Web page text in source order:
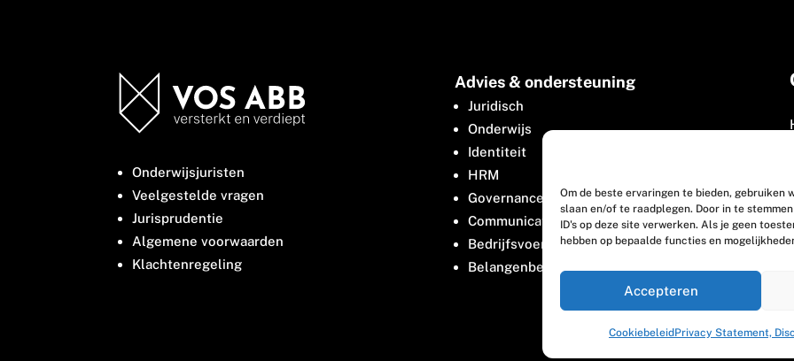
Om de beste ervaringen te bieden,
slaan en/of te raadplegen. Door in te
ID's op deze site verwerken. Als je geen
hebben op bepaalde functies en
Accepteren
CookiebeleidPrivacy Statement,
Onderwijsjuristen
Veelgestelde vragen
Jurisprudentie
Algemene voorwaarden
Klachtenregeling
Advies & ondersteuning
Juridisch
Onderwijs
Identiteit
HRM
Governance
Communicatie
Bedrijfsvoering
Belangenbehartiging